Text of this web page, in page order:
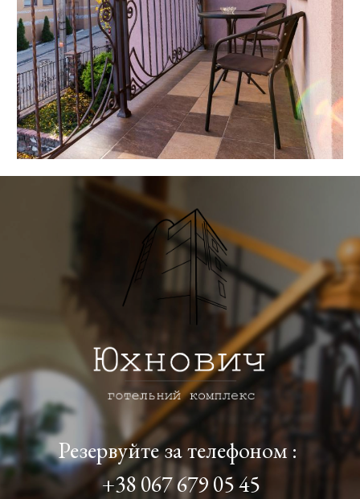
Резервуйте за телефоном :
​​​​​​​+38 067 679 05 45